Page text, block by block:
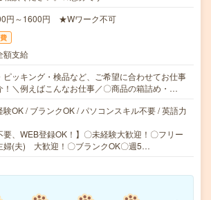
円～1600円 ★Wワーク不可
額支給
ピッキング・検品など、ご希望に合わせてお仕事
！＼例えばこんなお仕事／〇商品の箱詰め・…
験OK / ブランクOK / パソコンスキル不要 / 英語力
要、WEB登録OK！】〇未経験大歓迎！〇フリー
婦(夫) 大歓迎！〇ブランクOK〇週5…